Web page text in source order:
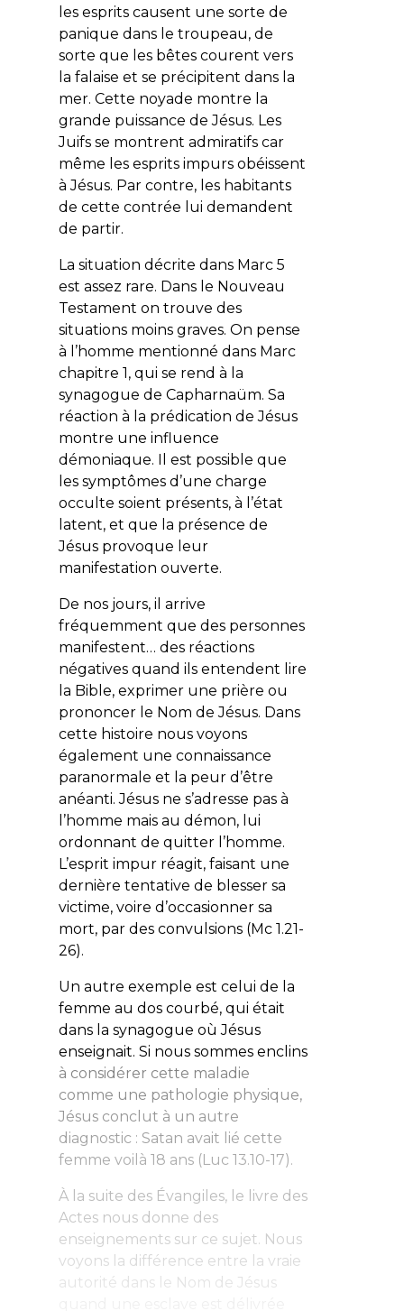
les esprits causent une sorte de
panique dans le troupeau, de
sorte que les bêtes courent vers
la falaise et se précipitent dans la
mer. Cette noyade montre la
grande puissance de Jésus. Les
Juifs se montrent admiratifs car
même les esprits impurs obéissent
à Jésus. Par contre, les habitants
de cette contrée lui demandent
de partir.
La situation décrite dans Marc 5
est assez rare. Dans le Nouveau
Testament on trouve des
situations moins graves. On pense
à l’homme mentionné dans Marc
chapitre 1, qui se rend à la
synagogue de Capharnaüm. Sa
réaction à la prédication de Jésus
montre une influence
démoniaque. Il est possible que
les symptômes d’une charge
occulte soient présents, à l’état
latent, et que la présence de
Jésus provoque leur
manifestation ouverte.
De nos jours, il arrive
fréquemment que des personnes
manifestent… des réactions
négatives quand ils entendent lire
la Bible, exprimer une prière ou
prononcer le Nom de Jésus. Dans
cette histoire nous voyons
également une connaissance
paranormale et la peur d’être
anéanti. Jésus ne s’adresse pas à
l’homme mais au démon, lui
ordonnant de quitter l’homme.
L’esprit impur réagit, faisant une
dernière tentative de blesser sa
victime, voire d’occasionner sa
mort, par des convulsions (Mc 1.21-
26).
Un autre exemple est celui de la
femme au dos courbé, qui était
dans la synagogue où Jésus
enseignait. Si nous sommes enclins
à considérer cette maladie
comme une pathologie physique,
Jésus conclut à un autre
diagnostic : Satan avait lié cette
femme voilà 18 ans (Luc 13.10-17).
À la suite des Évangiles, le livre des
Actes nous donne des
enseignements sur ce sujet. Nous
voyons la différence entre la vraie
autorité dans le Nom de Jésus